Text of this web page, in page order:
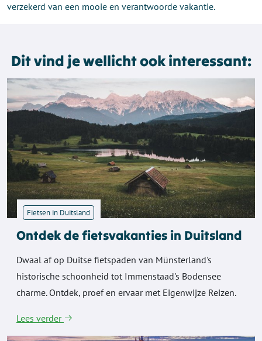
verzekerd van een mooie en verantwoorde vakantie.
Dit vind je wellicht ook interessant:
Fietsen in Duitsland
Ontdek de fietsvakanties in Duitsland
Dwaal af op Duitse fietspaden van Münsterland's
historische schoonheid tot Immenstaad's Bodensee
charme. Ontdek, proef en ervaar met Eigenwijze Reizen.
Lees verder